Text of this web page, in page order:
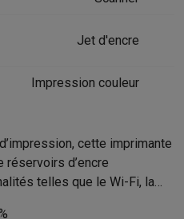
barbeTondeuses
LEDMiroirsManucure &
laitsChauffe-biberonsAérosols
de sonTV 2026 TV LG TV
Jet d'encre
Impression couleur
cette imprimante
réservoirs d’encre
telles que le Wi-Fi, la